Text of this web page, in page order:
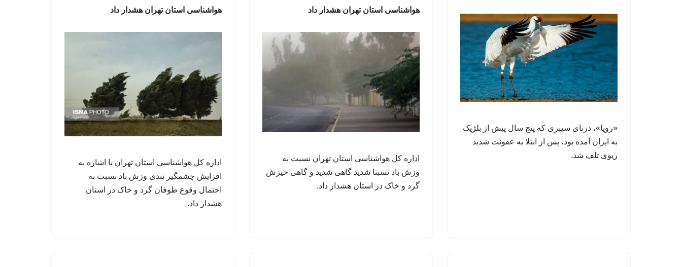
«رویا»، درنای سیبری که پنج سال پیش از بلژیک
به ایران آمده بود، پس از ابتلا به عفونت شدید
ریوی تلف شد.
هواشناسی استان تهران هشدار داد
اداره کل هواشناسی استان تهران نسبت به
وزش باد نسبتا شدید گاهی شدید و گاهی خیزش
گرد و خاک در استان هشدار داد.
هواشناسی استان تهران هشدار داد
اداره کل هواشناسی استان تهران با اشاره به
افزایش چشمگیر تندی وزش باد نسبت به
احتمال وقوع طوفان گرد و خاک در استان
هشدار داد.